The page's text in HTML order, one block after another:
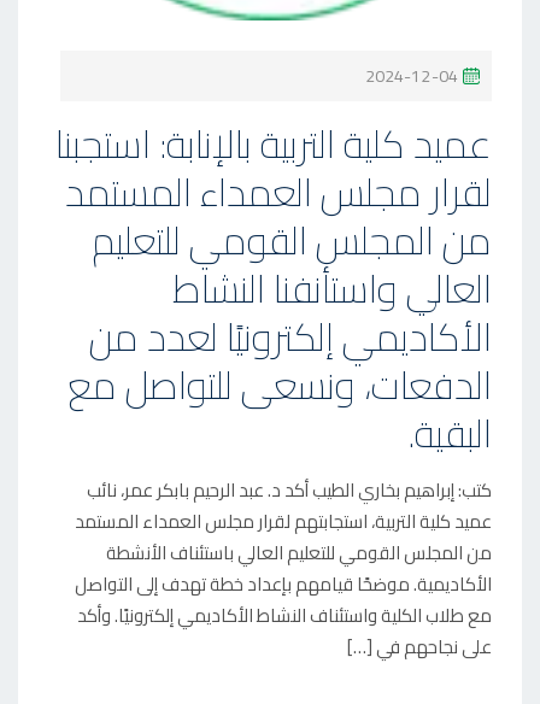
P
S
E
D
O
N
2024-12-04
عميد كلية التربية بالإنابة: استجبنا
لقرار مجلس العمداء المستمد
من المجلس القومي للتعليم
العالي واستأنفنا النشاط
الأكاديمي إلكترونيًا لعدد من
الدفعات، ونسعى للتواصل مع
البقية.
كتب: إبراهيم بخاري الطيب أكد د. عبد الرحيم بابكر عمر، نائب
عميد كلية التربية، استجابتهم لقرار مجلس العمداء المستمد
من المجلس القومي للتعليم العالي باستئناف الأنشطة
الأكاديمية. موضحًا قيامهم بإعداد خطة تهدف إلى التواصل
مع طلاب الكلية واستئناف النشاط الأكاديمي إلكترونيًا. وأكد
على نجاحهم في […]